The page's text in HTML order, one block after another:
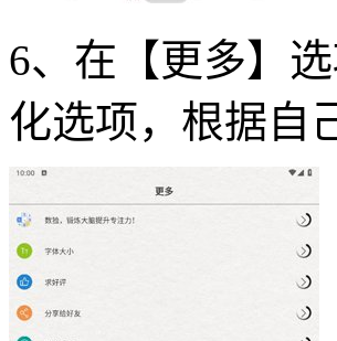
6、在【更多】
化选项，根据自